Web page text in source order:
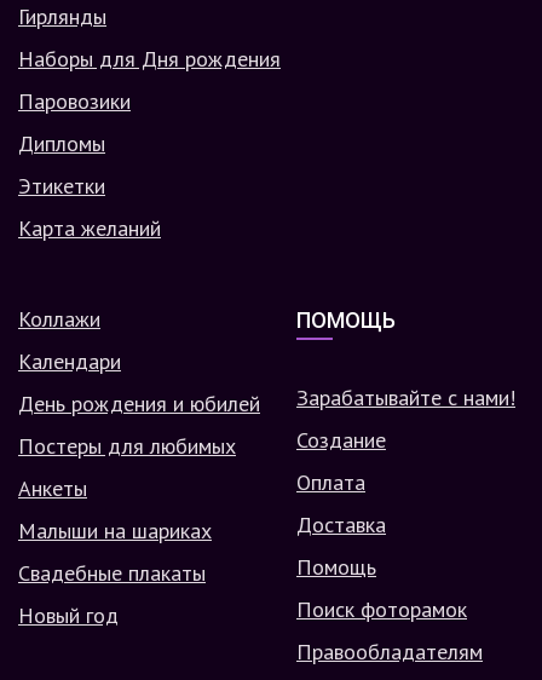
Гирлянды
Наборы для Дня рождения
Паровозики
Дипломы
Этикетки
Карта желаний
Коллажи
Календари
День рождения и юбилей
Постеры для любимых
Анкеты
Малыши на шариках
Свадебные плакаты
Новый год
ПОМОЩЬ
Зарабатывайте с нами!
Создание
Оплата
Доставка
Помощь
Поиск фоторамок
Правообладателям